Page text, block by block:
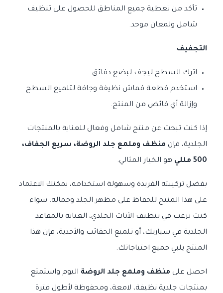
تأكد من تغطية جميع المناطق للحصول على تنظيف
شامل ولمعان موحد.
التجفيف
اترك السطح ليجف لبضع دقائق.
استخدم قطعة قماش نظيفة وجافة لتلميع السطح
وإزالة أي فائض من المنتج.
إذا كنت تبحث عن منتج شامل وفعال للعناية بالمنتجات
الجلدية، فإن منظف وملمع جلد الروضة، سريع الجفاف،
500 مللي
هو الخيار المثالي.
بفضل تركيبته الفريدة وسهولة استخدامه، يمكنك الاعتماد
على هذا المنتج للحفاظ على مظهر الجلد وجماله. سواء
كنت ترغب في تنظيف الأثاث الجلدي، العناية بالمقاعد
الجلدية في سيارتك، أو تلميع الحقائب والأحذية، فإن هذا
المنتج يلبي جميع احتياجاتك.
احصل على منظف وملمع جلد الروضة اليوم واستمتع
بمنتجات جلدية نظيفة، لامعة، ومحفوظة لأطول فترة